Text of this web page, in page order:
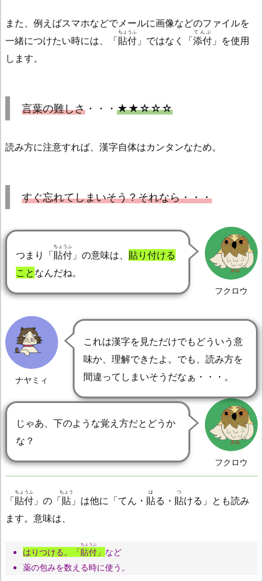
また、例えばスマホなどでメールに画像などのファイルを
一緒につけたい時には、「貼付
ちょうふ
」ではなく「添付
てんぷ
」を使用
します。
言葉の難しさ ・・・ ★★☆☆☆
読み方に注意すれば、漢字自体はカンタンなため。
すぐ忘れてしまいそう？それなら・・・
フクロウ
つまり「貼付
ちょうふ
」の意味は、 貼り付ける
こと なんだね。
ナヤミィ
これは漢字を見ただけでもどういう意
味か、理解できたよ。でも、読み方を
間違ってしまいそうだなぁ・・・。
フクロウ
じゃあ、下のような覚え方だとどうか
な？
「貼付
ちょうふ
」の「貼
ちょう
」は他に「てん・ 貼
は
る・ 貼
つ
ける」とも読み
ます。意味は、
はりつける。「貼付
ちょうふ
」 など
薬の包みを数える時に使う。